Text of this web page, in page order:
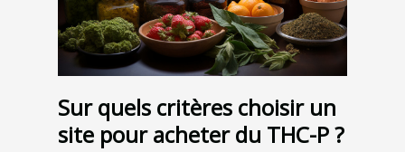
Sur quels critères choisir un
site pour acheter du THC-P ?